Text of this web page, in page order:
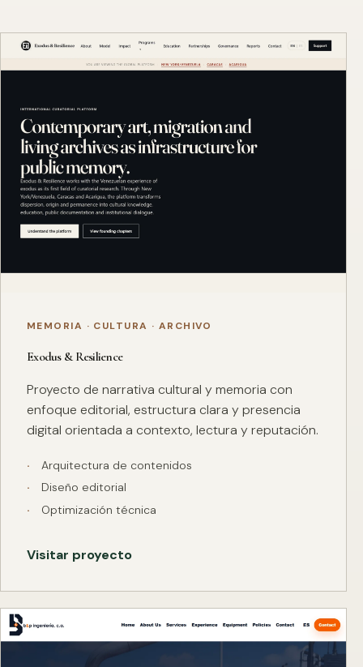
MEMORIA · CULTURA · ARCHIVO
Exodus & Resilience
Proyecto de narrativa cultural y memoria con
enfoque editorial, estructura clara y presencia
digital orientada a contexto, lectura y reputación.
Arquitectura de contenidos
Diseño editorial
Optimización técnica
Visitar proyecto